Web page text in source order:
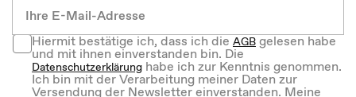
Hiermit bestätige ich, dass ich dieAGBgelesen habe
und mit ihnen einverstanden bin. Die
Datenschutzerklärung habe ich zur Kenntnis genommen.
Ich bin mit der Verarbeitung meiner Daten zur
Versendung der Newsletter einverstanden. Meine